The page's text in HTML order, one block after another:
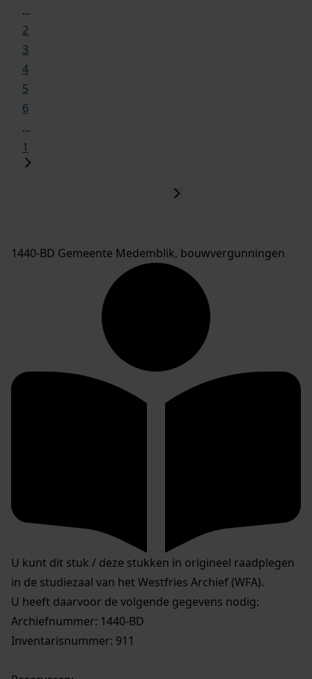
...
2
3
4
5
6
...
1
1440-BD Gemeente Medemblik, bouwvergunningen
U kunt dit stuk / deze stukken in origineel raadplegen
in de studiezaal van het Westfries Archief (WFA).
U heeft daarvoor de volgende gegevens nodig:
Archiefnummer: 1440-BD
Inventarisnummer: 911